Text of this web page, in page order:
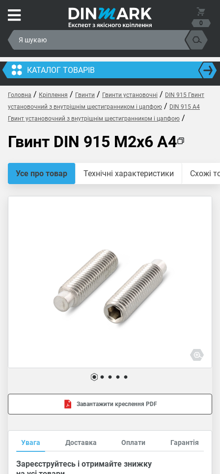
0
КАТАЛОГ ТОВАРІВ
Головна / Кріплення / Гвинти / Гвинти установочні / DIN 915 Гвинт
установочний з внутрішнім шестигранником і цапфою / DIN 915 A4
Гвинт установочний з внутрішнім шестигранником і цапфою /
Гвинт DIN 915 M2x6 A4
Усе про товар Технічні характеристики Схожі
Завантажити креслення PDF
Увага Доставка Оплати Гарантія
Зареєструйтесь і отримайте знижку